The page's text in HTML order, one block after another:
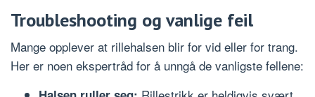
Troubleshooting og vanlige feil
Mange opplever at rillehalsen blir for vid eller for trang.
Her er noen ekspertråd for å unngå de vanligste fellene: